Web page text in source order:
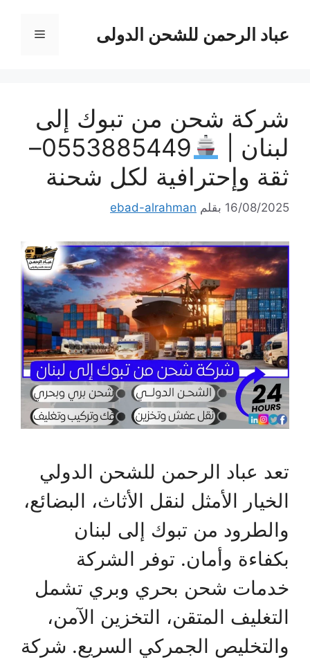
المحتوىعباد الرحمن للشحن الدولى القائمة
شركة شحن من تبوك إلى
لبنان |
0553885449–
ثقة وإحترافية لكل شحنة
16/08/2025 بقلم ebad-alrahman
تعد عباد الرحمن للشحن الدولي
الخيار الأمثل لنقل الأثاث، البضائع،
والطرود من تبوك إلى لبنان
بكفاءة وأمان. توفر الشركة
خدمات شحن بحري وبري تشمل
التغليف المتقن، التخزين الآمن،
والتخليص الجمركي السريع. شركة